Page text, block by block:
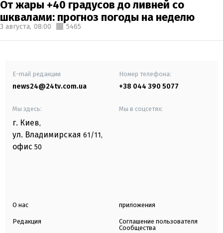
От жары +40 градусов до ливней со
шквалами: прогноз погоды на неделю
3 августа, 08:00 5465
E-mail редакции
news24@24tv.com.ua
Номер телефона:
+38 044 390 5077
Мы здесь:
г. Киев,
ул. Владимирская 61/11,
офис 50
Мы в соцсетях:
О нас
Редакция
приложения
Соглашение пользователя
Сообщества